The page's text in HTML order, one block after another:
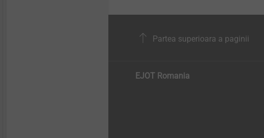
Partea superioara a paginii
EJOT Romania